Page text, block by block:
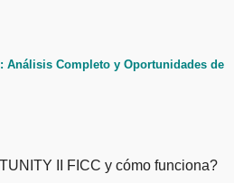
Análisis Completo y Oportunidades de
II FICC y cómo funciona?